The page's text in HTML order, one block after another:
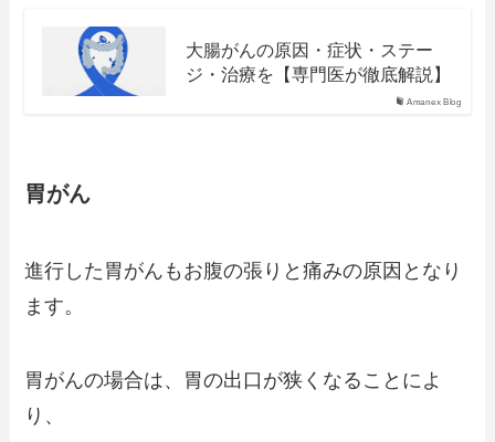
Amanex Blog
大腸がんの原因・症状・ステー
ジ・治療を【専門医が徹底解説】
胃がん
進行した胃がんもお腹の張りと痛みの原因となり
ます。
胃がんの場合は、胃の出口が狭くなることによ
り、